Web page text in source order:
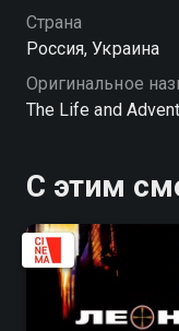
Страна
Россия, Украина
Оригинальное
The Life and
С этим